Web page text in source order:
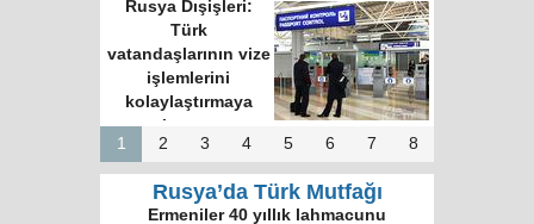
Rusya Dışişleri:
Türk
vatandaşlarının vize
işlemlerini
kolaylaştırmaya
hazırız
1
2 3 4 5 6 7 8
Rusya’da Türk Mutfağı
Ermeniler 40 yıllık lahmacunu